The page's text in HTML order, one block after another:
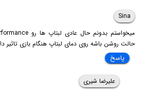
Sina
حالت روشن باشه روی دمای لبتاپ هنگام بازی تاثیر
پاسخ
علیرضا شیری